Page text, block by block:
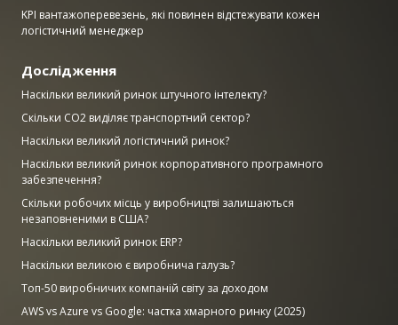
KPI вантажоперевезень, які повинен відстежувати кожен
логістичний менеджер
Дослідження
Наскільки великий ринок штучного інтелекту?
Скільки CO2 виділяє транспортний сектор?
Наскільки великий логістичний ринок?
Наскільки великий ринок корпоративного програмного
забезпечення?
Скільки робочих місць у виробництві залишаються
незаповненими в США?
Наскільки великий ринок ERP?
Наскільки великою є виробнича галузь?
Топ-50 виробничих компаній світу за доходом
AWS vs Azure vs Google: частка хмарного ринку (2025)